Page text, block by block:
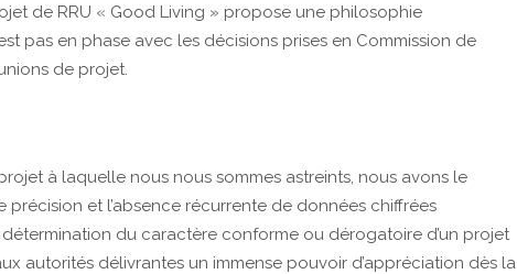
de RRU « Good Living » propose une philosophie
pas en phase avec les décisions prises en Commission de
de projet.
à laquelle nous nous sommes astreints, nous avons le
et l’absence récurrente de données chiffrées
du caractère conforme ou dérogatoire d’un projet
autorités délivrantes un immense pouvoir d’appréciation dès la